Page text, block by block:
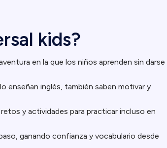
kids?
en la que los niños aprenden sin darse
enseñan inglés, también saben motivar y
y actividades para practicar incluso en
ganando confianza y vocabulario desde